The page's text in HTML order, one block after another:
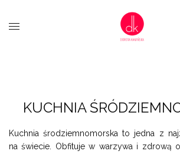
KUCHNIA
Kuchnia środziemnomorska to jedna z
na świecie. Obfituje w warzywa i zdrową